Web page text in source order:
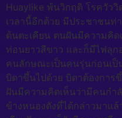
Huaylike พ้นวิกฤติ โรควัว
เวลานี้อีกด้วย มีประชาชนท่
ต้นตะเคียน ตนฝันมีความคิด
ท่อนยาวสีขาว และก็มีไฟลุ
คนลักษณะเป็นคนรุ่นก่อนเป็
บิดาขึ้นไปด้วย บิดาต้องการ
ฝันมีความคิดเห็นว่ามีคนกำ
ข้างหนองดังที่ได้กล่าวมาแล้